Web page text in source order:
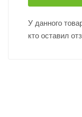
У данного
кто оставил